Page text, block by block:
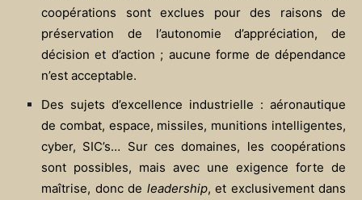
coopérations sont exclues pour des raisons de
préservation de l’autonomie d’appréciation, de
décision et d’action ; aucune forme de dépendance
n’est acceptable.
Des sujets d’excellence industrielle : aéronautique
de combat, espace, missiles, munitions intelligentes,
cyber, SIC’s… Sur ces domaines, les coopérations
sont possibles, mais avec une exigence forte de
maîtrise, donc de leadership, et exclusivement dans